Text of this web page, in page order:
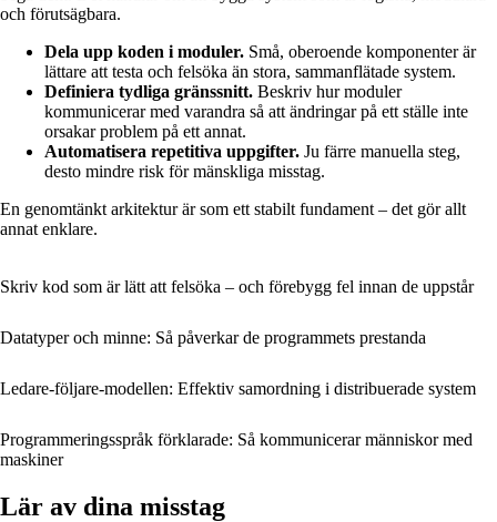
och förutsägbara.
Dela upp koden i moduler. Små, oberoende komponenter är
lättare att testa och felsöka än stora, sammanflätade system.
Definiera tydliga gränssnitt. Beskriv hur moduler
kommunicerar med varandra så att ändringar på ett ställe inte
orsakar problem på ett annat.
Automatisera repetitiva uppgifter. Ju färre manuella steg,
desto mindre risk för mänskliga misstag.
En genomtänkt arkitektur är som ett stabilt fundament – det gör allt
annat enklare.
Skriv kod som är lätt att felsöka – och förebygg fel innan de uppstår
Datatyper och minne: Så påverkar de programmets prestanda
Ledare-följare-modellen: Effektiv samordning i distribuerade system
Programmeringsspråk förklarade: Så kommunicerar människor med
maskiner
Lär av dina misstag